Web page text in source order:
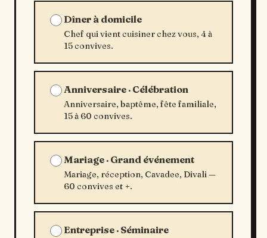
Dîner à domicile
Chef qui vient cuisiner chez vous, 4 à
15 convives.
Anniversaire · Célébration
Anniversaire, baptême, fête familiale,
15 à 60 convives.
Mariage · Grand événement
Mariage, réception, Cavadee, Divali —
60 convives et +.
Entreprise · Séminaire